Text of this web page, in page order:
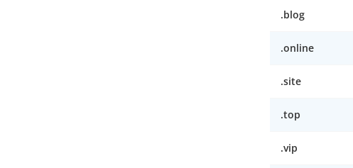
.blog
.online
.site
.top
.vip